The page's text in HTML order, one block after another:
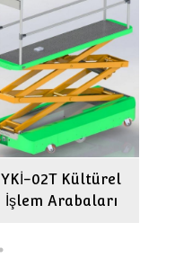
YKİ-02T Kültürel
İşlem Arabaları